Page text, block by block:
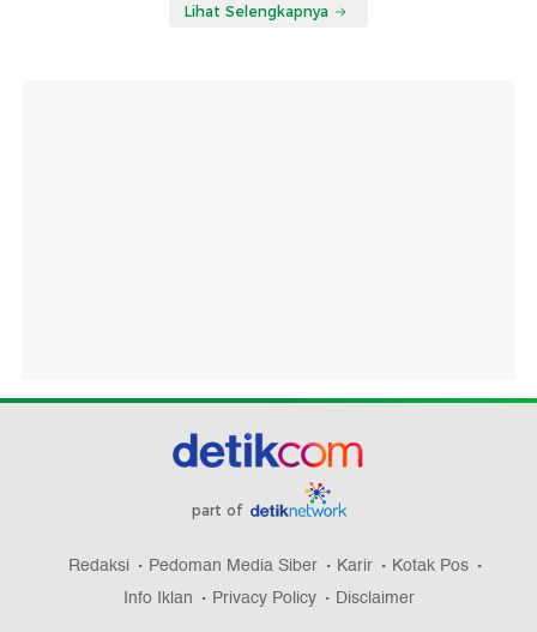
Lihat Selengkapnya
part of
Redaksi Pedoman Media Siber Karir
Kotak Pos
Info Iklan
Privacy Policy Disclaimer